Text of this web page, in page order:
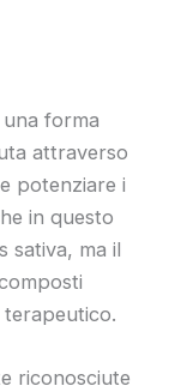
una forma
attraverso
potenziare i
in questo
sativa, ma il
riconosciute